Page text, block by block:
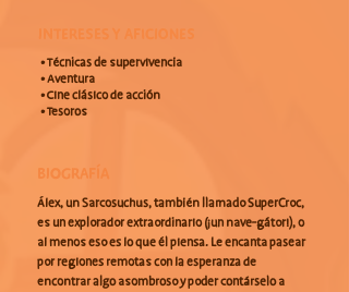
INTERESES Y AFICIONES
• Técnicas de supervivencia
• Aventura
• Cine clásico de acción
• Tesoros
BIOGRAFÍA
Álex, un Sarcosuchus, también llamado SuperCroc,
es un explorador extraordinario (¡un nave-gátor!), o
al menos eso es lo que él piensa. Le encanta pasear
por regiones remotas con la esperanza de
encontrar algo asombroso y poder contárselo a